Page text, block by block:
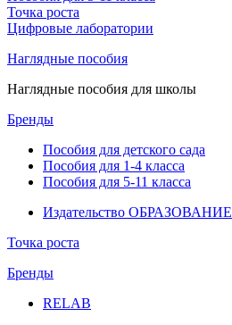
Точка роста
Цифровые лаборатории
Наглядные пособия
Наглядные пособия для школы
Бренды
Пособия для детского сада
Пособия для 1-4 класса
Пособия для 5-11 класса
Издательство ОБРАЗОВАНИЕ
Точка роста
Бренды
RELAB